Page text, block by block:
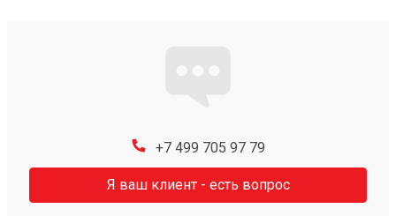
+7 499 705 97 79
Я ваш клиент - есть вопрос